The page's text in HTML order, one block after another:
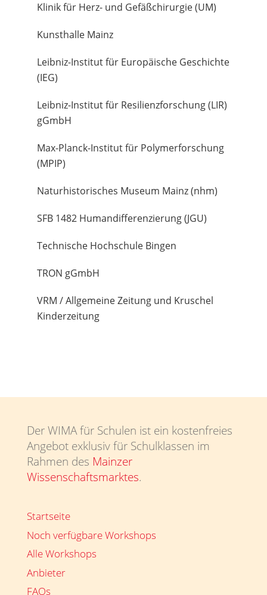
Klinik für Herz- und Gefäßchirurgie (UM)
Kunsthalle Mainz
Leibniz-Institut für Europäische Geschichte
(IEG)
Leibniz-Institut für Resilienzforschung (LIR)
gGmbH
Max-Planck-Institut für Polymerforschung
(MPIP)
Naturhistorisches Museum Mainz (nhm)
SFB 1482 Humandifferenzierung (JGU)
Technische Hochschule Bingen
TRON gGmbH
VRM / Allgemeine Zeitung und Kruschel
Kinderzeitung
Der WIMA für Schulen ist ein kostenfreies
Angebot exklusiv für Schulklassen im
Rahmen des Mainzer
Wissenschaftsmarktes.
Startseite
Noch verfügbare Workshops
Alle Workshops
Anbieter
FAQs